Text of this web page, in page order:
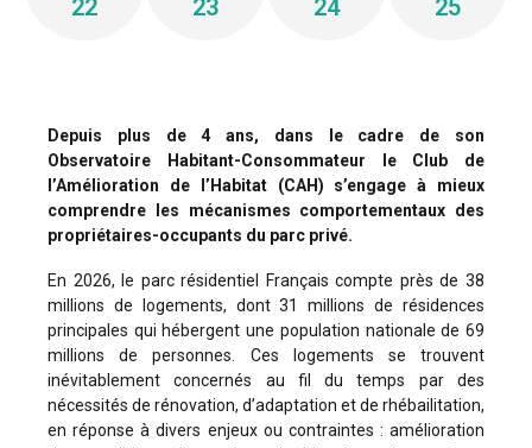
22
23
24
25
Depuis plus de 4 ans, dans le cadre de son
Observatoire Habitant-Consommateur le Club de
l’Amélioration de l’Habitat (CAH) s’engage à mieux
comprendre les mécanismes comportementaux des
propriétaires-occupants du parc privé.
En 2026, le parc résidentiel Français compte près de 38
millions de logements, dont 31 millions de résidences
principales qui hébergent une population nationale de 69
millions de personnes. Ces logements se trouvent
inévitablement concernés au fil du temps par des
nécessités de rénovation, d’adaptation et de rhébailitation,
en réponse à divers enjeux ou contraintes : amélioration